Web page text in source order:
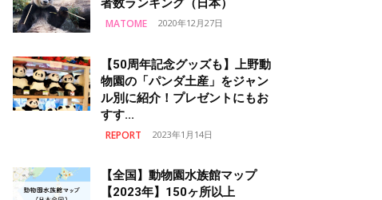
者数ランキング（日本）
MATOME 2020年12月27日
【50周年記念グッズも】上野動
物園の「パンダ土産」をジャン
ル別に紹介！プレゼントにもお
すす...
REPORT 2023年1月14日
【全国】動物園水族館マップ
【2023年】150ヶ所以上